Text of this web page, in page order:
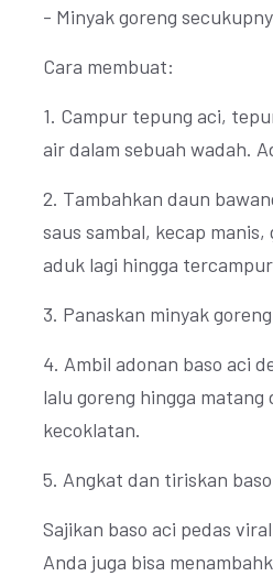
- Minyak goreng
Cara membuat:
1. Campur tepung aci,
air dalam sebuah wadah.
2. Tambahkan daun
saus sambal, kecap
aduk lagi hingga
3. Panaskan minyak
4. Ambil adonan baso aci
lalu goreng hingga
kecoklatan.
5. Angkat dan tiriskan
Sajikan baso aci pedas
Anda juga bisa